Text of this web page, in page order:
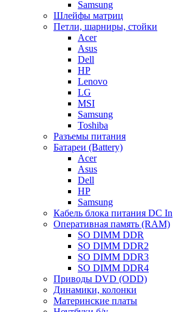
Samsung
Шлейфы матриц
Петли, шарниры, стойки
Acer
Asus
Dell
HP
Lenovo
LG
MSI
Samsung
Toshiba
Разъемы питания
Батареи (Battery)
Acer
Asus
Dell
HP
Samsung
Кабель блока питания DC In
Оперативная память (RAM)
SO DIMM DDR
SO DIMM DDR2
SO DIMM DDR3
SO DIMM DDR4
Приводы DVD (ODD)
Динамики, колонки
Материнские платы